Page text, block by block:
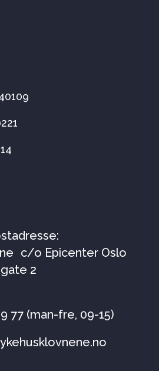
c/o Epicenter Oslo
2
77 (man-fre, 09-15)